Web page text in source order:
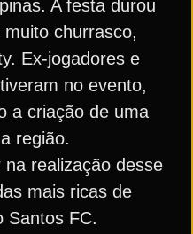
A festa durou
churrasco,
Ex-jogadores e
no evento,
a criação de uma
região.
na realização desse
mais ricas de
Santos FC.